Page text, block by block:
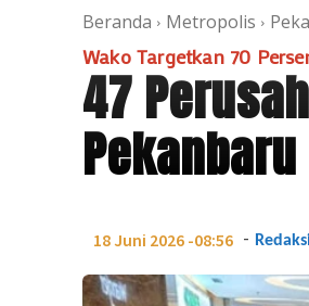
Beranda Metropolis
Wako Targetkan 70
47
18 Juni 2026 -08:56 -